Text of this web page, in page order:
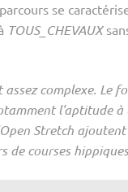
se
TOUS_CHEVAUX
complexe. Le
l'aptitude
Stretch
de courses